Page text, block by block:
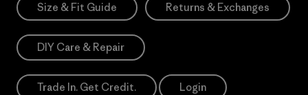
Size & Fit Guide Returns & Exchanges
DIY Care & Repair
Trade In. Get Credit. Login